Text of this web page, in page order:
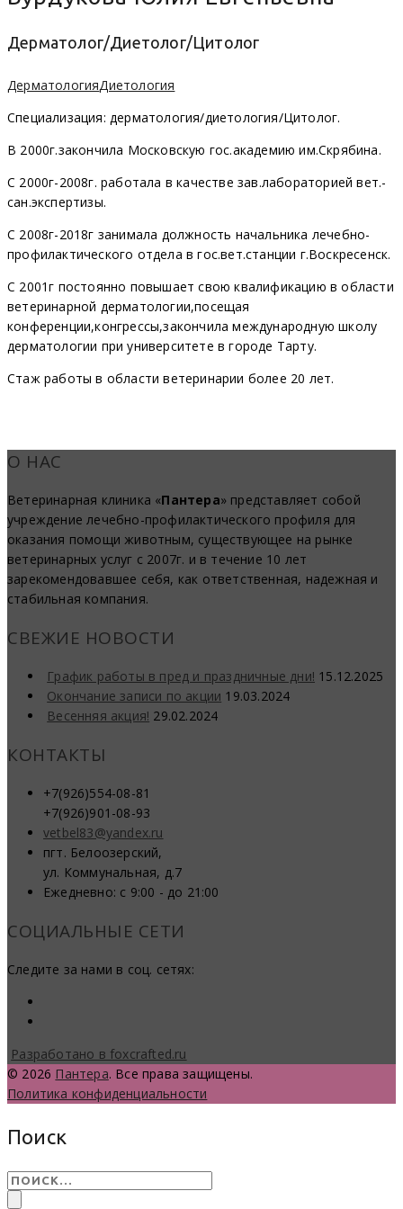
Дерматолог/Диетолог/Цитолог
ДерматологияДиетология
Специализация: дерматология/диетология/Цитолог.
В 2000г.закончила Московскую гос.академию им.Скрябина.
С 2000г-2008г. работала в качестве зав.лабораторией вет.-
сан.экспертизы.
С 2008г-2018г занимала должность начальника лечебно-
профилактического отдела в гос.вет.станции г.Воскресенск.
С 2001г постоянно повышает свою квалификацию в области
ветеринарной дерматологии,посещая
конференции,конгрессы,закончила международную школу
дерматологии при университете в городе Тарту.
Стаж работы в области ветеринарии более 20 лет.
О НАС
Ветеринарная клиника «Пантера» представляет собой
учреждение лечебно-профилактического профиля для
оказания помощи животным, существующее на рынке
ветеринарных услуг с 2007г. и в течение 10 лет
зарекомендовавшее себя, как ответственная, надежная и
стабильная компания.
СВЕЖИЕ НОВОСТИ
График работы в пред и праздничные дни! 15.12.2025
Окончание записи по акции 19.03.2024
Весенняя акция! 29.02.2024
КОНТАКТЫ
+7(926)554-08-81
+7(926)901-08-93
vetbel83@yandex.ru
пгт. Белоозерский,
ул. Коммунальная, д.7
Ежедневно: с 9:00 - до 21:00
СОЦИАЛЬНЫЕ СЕТИ
Следите за нами в соц. сетях:
Разработано в foxcrafted.ru
© 2026 Пантера. Все права защищены.
Политика конфиденциальности
Поиск